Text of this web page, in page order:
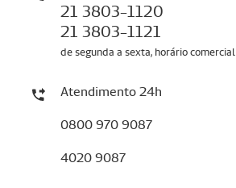
21 3803-1120
21 3803-1121
de segunda a sexta, horário comercial
Atendimento 24h
0800 970 9087
4020 9087